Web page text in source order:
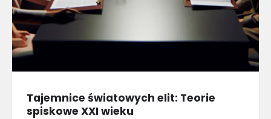
Tajemnice światowych elit: Teorie
spiskowe XXI wieku